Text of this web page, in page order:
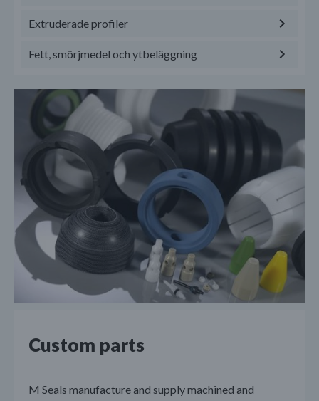
Extruderade profiler
Fett, smörjmedel och ytbeläggning
Custom parts
M Seals manufacture and supply machined and